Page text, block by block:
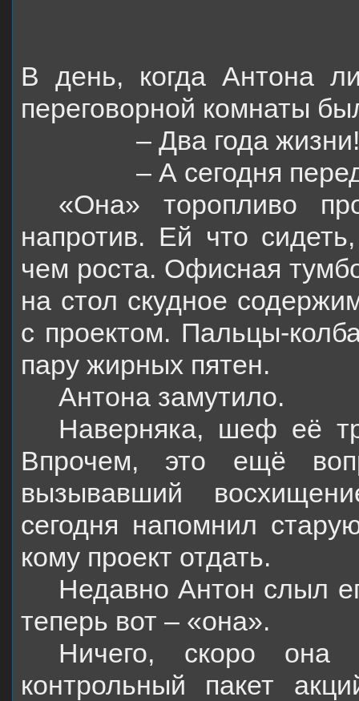
В день, когда Антона
переговорной комнаты
– Два года
– А сегодня
«Она» торопливо
напротив. Ей что
чем роста. Офисная
на стол скудное
с проектом. Пальцы-
пару жирных пятен.
Антона замутило.
Наверняка, шеф её
Впрочем, это ещё
вызывавший
сегодня напомнил
кому проект отдать.
Недавно Антон слыл
теперь вот – «она».
Ничего, скоро она
контрольный пакет